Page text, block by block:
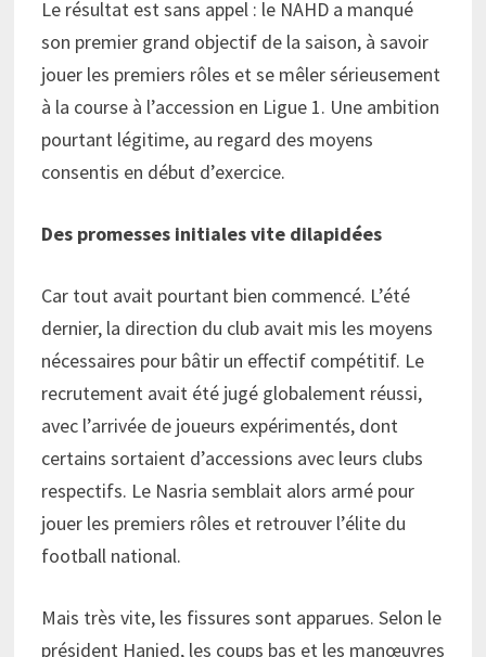
Le résultat est sans appel : le NAHD a manqué
son premier grand objectif de la saison, à savoir
jouer les premiers rôles et se mêler sérieusement
à la course à l’accession en Ligue 1. Une ambition
pourtant légitime, au regard des moyens
consentis en début d’exercice.
Des promesses initiales vite dilapidées
Car tout avait pourtant bien commencé. L’été
dernier, la direction du club avait mis les moyens
nécessaires pour bâtir un effectif compétitif. Le
recrutement avait été jugé globalement réussi,
avec l’arrivée de joueurs expérimentés, dont
certains sortaient d’accessions avec leurs clubs
respectifs. Le Nasria semblait alors armé pour
jouer les premiers rôles et retrouver l’élite du
football national.
Mais très vite, les fissures sont apparues. Selon le
président Hanied, les coups bas et les manœuvres